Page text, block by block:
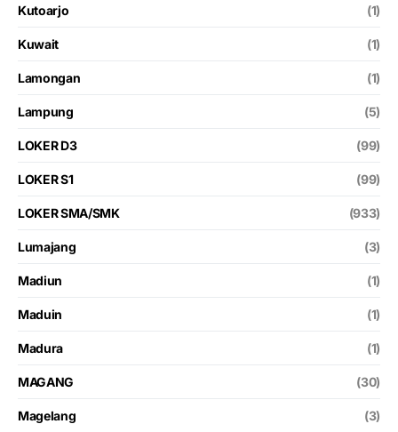
Kutoarjo (1)
Kuwait (1)
Lamongan (1)
Lampung (5)
LOKER D3 (99)
LOKER S1 (99)
LOKER SMA/SMK (933)
Lumajang (3)
Madiun (1)
Maduin (1)
Madura (1)
MAGANG (30)
Magelang (3)